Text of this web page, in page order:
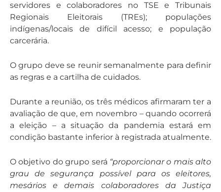
servidores e colaboradores no TSE e Tribunais
Regionais Eleitorais (TREs); populações
indígenas/locais de difícil acesso; e população
carcerária.
O grupo deve se reunir semanalmente para definir
as regras e a cartilha de cuidados.
Durante a reunião, os três médicos afirmaram ter a
avaliação de que, em novembro – quando ocorrerá
a eleição – a situação da pandemia estará em
condição bastante inferior à registrada atualmente.
O objetivo do grupo será “proporcionar o mais alto
grau de segurança possível para os eleitores,
mesários e demais colaboradores da Justiça